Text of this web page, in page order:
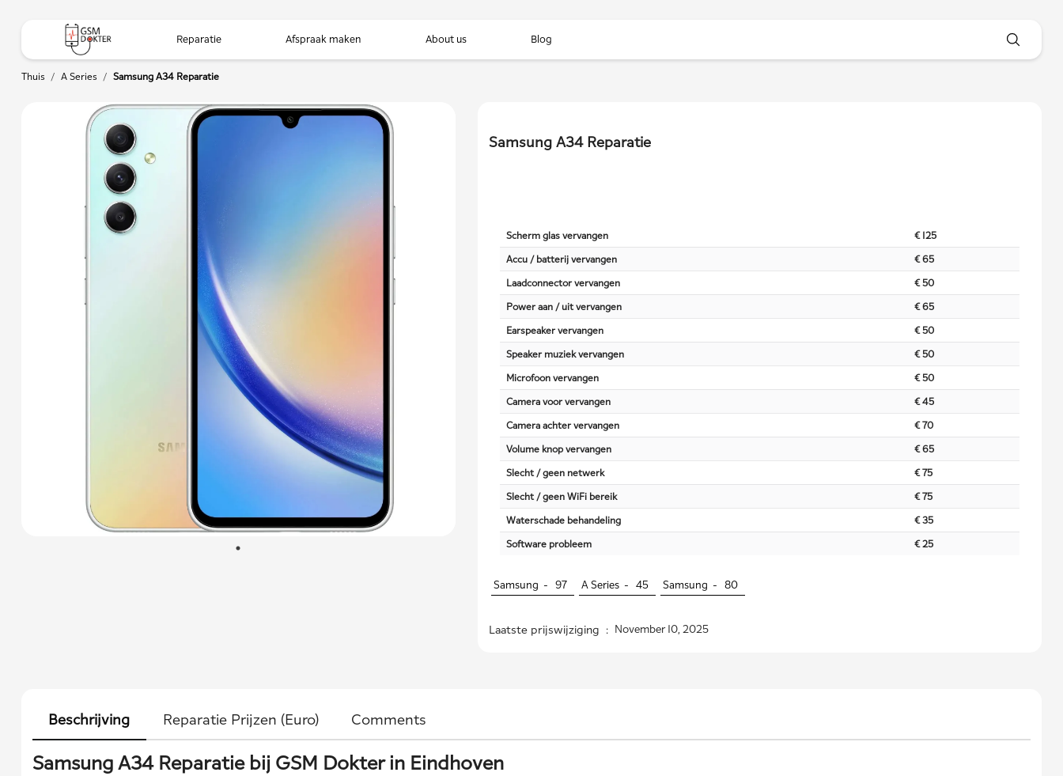
Reparatie Afspraak maken About us Blog
Thuis / A Series / Samsung A34 Reparatie
Samsung A34 Reparatie
Scherm glas vervangen
€ 125
Accu / batterij vervangen
€ 65
Laadconnector vervangen
€ 50
Power aan / uit vervangen
€ 65
Earspeaker vervangen
€ 50
Speaker muziek vervangen
€ 50
Microfoon vervangen
€ 50
Camera voor vervangen
€ 45
Camera achter vervangen
€ 70
Volume knop vervangen
€ 65
Slecht / geen netwerk
€ 75
Slecht / geen WiFi bereik
€ 75
Waterschade behandeling
€ 35
Software probleem
€ 25
Samsung - 97 A Series - 45 Samsung - 80
Laatste prijswijziging : November 10, 2025
Beschrijving Reparatie Prijzen (Euro) Comments
Samsung A34 Reparatie bij GSM Dokter in Eindhoven